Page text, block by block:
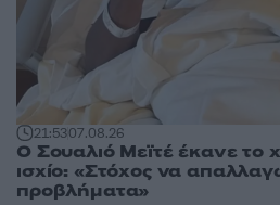
21:5307.08.26
Ο Σουαλιό Μεϊτέ έκανε το
ισχίο: «Στόχος να
προβλήματα»